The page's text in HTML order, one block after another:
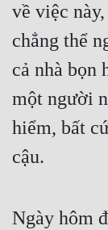
Trinh Thám
Triều Đấu
Trùng Sinh
Trọng Sinh
Tu Chân
Tu Tiên
về việc
chẳng thể
cả nhà bọn
một người
hiểm, bất
cậu.
Ngày hôm